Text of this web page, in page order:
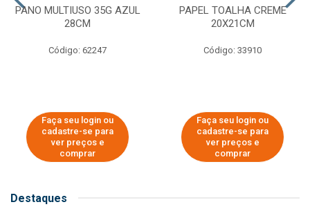
PANO MULTIUSO 35G AZUL
28CM
Código: 62247
Faça seu login ou
cadastre-se para
ver preços e
comprar
PAPEL TOALHA CREME
20X21CM
Código: 33910
Faça seu login ou
cadastre-se para
ver preços e
comprar
Destaques